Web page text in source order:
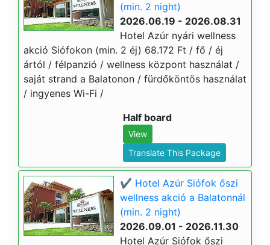
(min. 2 night)
2026.06.19 - 2026.08.31
Hotel Azúr nyári wellness
akció Siófokon (min. 2 éj) 68.172 Ft / fő / éj
ártól / félpanzió / wellness központ használat /
saját strand a Balatonon / fürdőköntös használat
/ ingyenes Wi-Fi /
Half board
View
Translate This Package
✔️ Hotel Azúr Siófok őszi
wellness akció a Balatonnál
(min. 2 night)
2026.09.01 - 2026.11.30
Hotel Azúr Siófok őszi